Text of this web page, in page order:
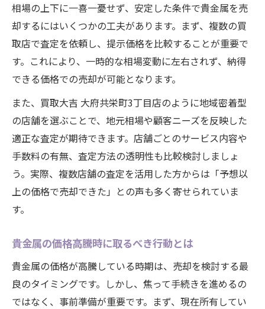
相場の上下に一喜一憂せず、安定した条件で貴金属を売
却するにはいくつかの工夫があります。まず、複数の買
取店で査定を依頼し、提示価格を比較することが重要で
す。これにより、一時的な相場変動に左右されず、納得
できる価格での売却が可能となります。
また、買取大吉 大府共栄町3丁目店のように地域密着型
の店舗を選ぶことで、地元相場や顧客ニーズを反映した
適正な査定が期待できます。店舗ごとのサービス内容や
手数料の有無、査定方法の透明性も比較検討しましょ
う。実際、複数店舗の査定を活用した方からは「予想以
上の価格で売却できた」との声も多く寄せられていま
す。
貴金属の価格高騰時に取るべき行動とは
貴金属の価格が高騰している時期は、売却を検討する最
良のタイミングです。しかし、焦って手続きを進めるの
ではなく、事前準備が重要です。まず、現在所有してい